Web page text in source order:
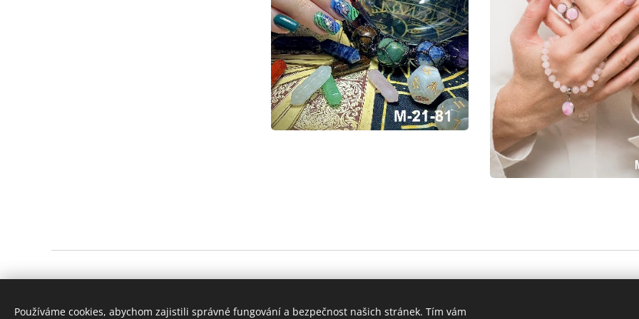
Digitone.cz
Používáme cookies, abychom zajistili správné fungování a bezpečnost našich stránek. Tím vám